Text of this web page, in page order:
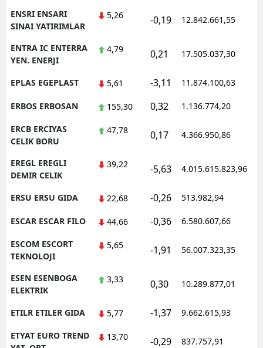
ENSRI ENSARI
SINAI YATIRIMLAR
5,26 -0,19 12.842.661,55
ENTRA IC ENTERRA
YEN. ENERJI
4,79 0,21 17.505.037,30
EPLAS EGEPLAST 5,61 -3,11 11.874.100,63
ERBOS ERBOSAN 155,30 0,32 1.136.774,20
ERCB ERCIYAS
CELIK BORU
47,78 0,17 4.366.950,86
EREGL EREGLI
DEMIR CELIK
39,22 -5,63 4.015.615.823,96
ERSU ERSU GIDA 22,68 -0,26 513.982,94
ESCAR ESCAR FILO 44,66 -0,36 6.580.607,66
ESCOM ESCORT
TEKNOLOJI
5,65 -1,91 56.007.323,35
ESEN ESENBOGA
ELEKTRIK
3,33 0,30 10.289.877,01
ETILR ETILER GIDA 5,77 -1,37 9.662.615,93
ETYAT EURO TREND
13,70 -0,29 837.757,91